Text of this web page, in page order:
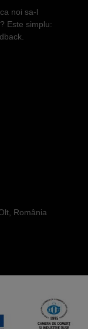
noi sa-l
Este simplu:
România